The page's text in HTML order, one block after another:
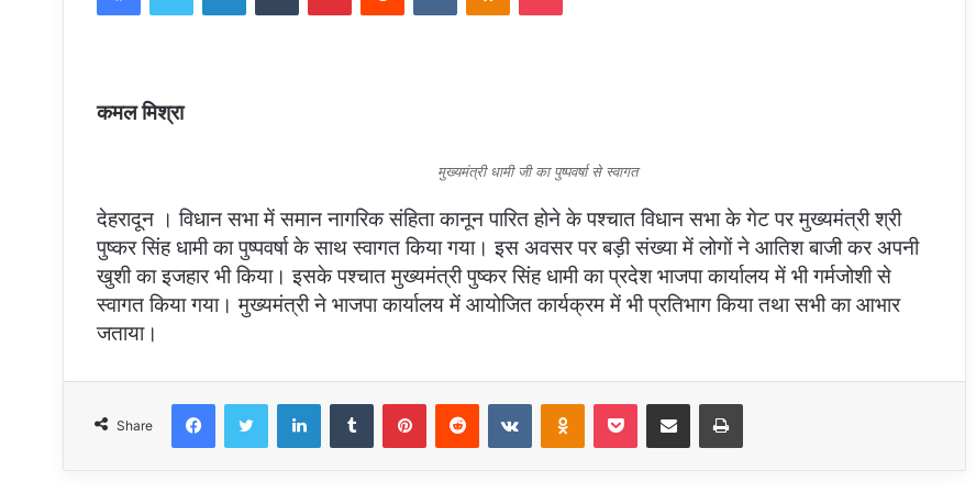
कमल मिश्रा
मुख्यमंत्री धामी जी का पुष्पवर्षा से स्वागत
देहरादून । विधान सभा में समान नागरिक संहिता कानून पारित होने के पश्चात विधान सभा के गेट पर मुख्यमंत्री श्री
पुष्कर सिंह धामी का पुष्पवर्षा के साथ स्वागत किया गया। इस अवसर पर बड़ी संख्या में लोगों ने आतिश बाजी कर अपनी
खुशी का इजहार भी किया। इसके पश्चात मुख्यमंत्री पुष्कर सिंह धामी का प्रदेश भाजपा कार्यालय में भी गर्मजोशी से
स्वागत किया गया। मुख्यमंत्री ने भाजपा कार्यालय में आयोजित कार्यक्रम में भी प्रतिभाग किया तथा सभी का आभार
जताया।
Share
FacebookTwitter LinkedInTumblr PinterestReddit VKontakteOdnoklassniki
Pocket Share via Email Print